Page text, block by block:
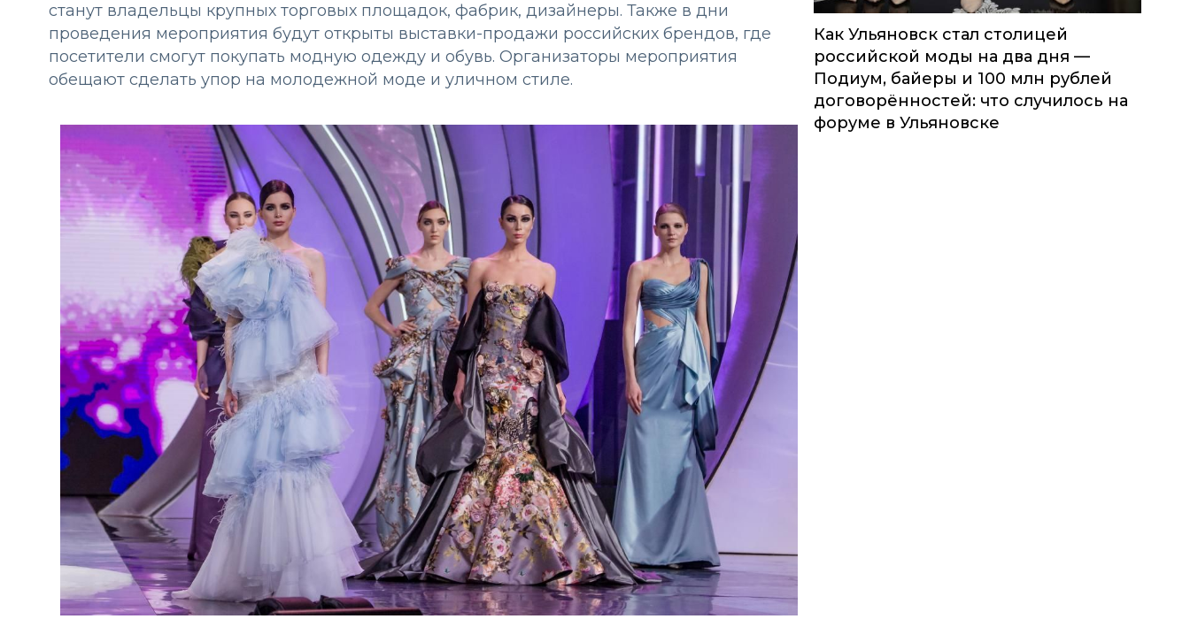
станут владельцы крупных торговых площадок, фабрик, дизайнеры. Также в дни
проведения мероприятия будут открыты выставки-продажи российских брендов, где
посетители смогут покупать модную одежду и обувь. Организаторы мероприятия
обещают сделать упор на молодежной моде и уличном стиле.
Как Ульяновск стал столицей
российской моды на два дня —
Подиум, байеры и 100 млн рублей
договорённостей: что случилось на
форуме в Ульяновске